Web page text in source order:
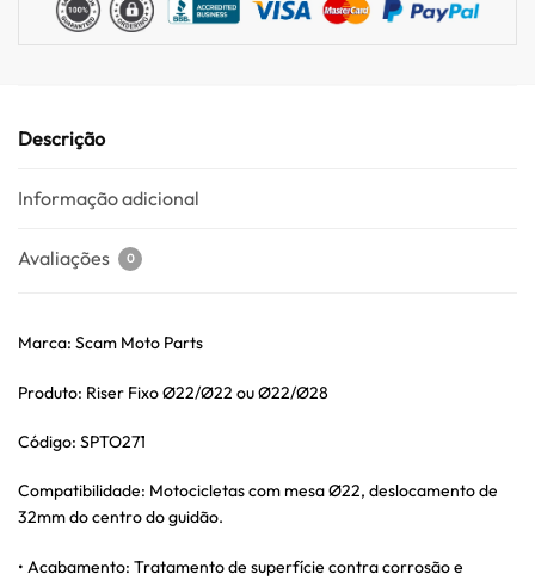
Descrição
Informação adicional
Avaliações 0
Marca: Scam Moto Parts
Produto: Riser Fixo Ø22/Ø22 ou Ø22/Ø28
Código: SPTO271
Compatibilidade: Motocicletas com mesa Ø22, deslocamento de
32mm do centro do guidão.
• Acabamento: Tratamento de superfície contra corrosão e